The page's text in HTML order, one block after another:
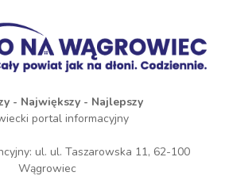
- Największy - Najlepszy
portal informacyjny
ul. ul. Taszarowska 11, 62-100
Wągrowiec